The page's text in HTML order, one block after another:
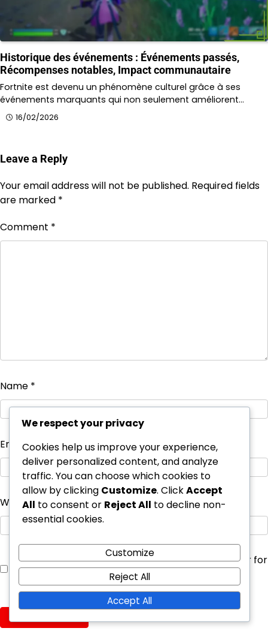
Historique des événements : Événements passés,
Récompenses notables, Impact communautaire
Fortnite est devenu un phénomène culturel grâce à ses
événements marquants qui non seulement améliorent…
16/02/2026
Leave a Reply
Your email address will not be published. Required fields
are marked *
Comment *
Name *
Email*
Website
Save my name, email, and website in this browser for
the next time I comment.
We respect your privacy
Cookies help us improve your experience,
deliver personalized content, and analyze
traffic. You can choose which cookies to
allow by clicking Customize. ClickAccept
All to consent or Reject All to decline non-
essential cookies.
Customize
Reject All
Accept All